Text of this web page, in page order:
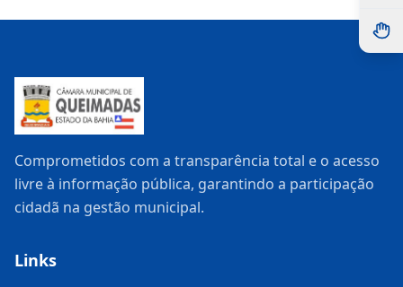
Comprometidos com a transparência total e o acesso
livre à informação pública, garantindo a participação
cidadã na gestão municipal.
Links